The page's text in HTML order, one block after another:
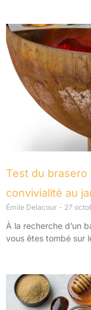
Test du brasero
convivialité au
Émile Delacour 27
À la recherche d’un
vous êtes tombé sur